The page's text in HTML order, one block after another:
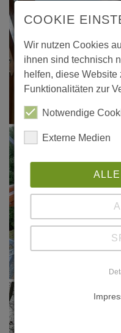
COOKIE
Wir nutzen Cookies
ihnen sind technisch
helfen, diese
Funktionalitäten zur
Notwendige
Externe Medien